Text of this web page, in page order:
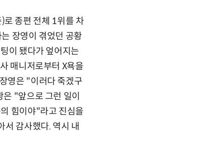
로 종편 전체 1위를 차
장영이 겪었던 공황
이 됐다가 엎어지는
매니저로부터 X욕을
영은 "이러다 죽겠구
"앞으로 그런 일이
힘이야"라고 진심을
서 감사했다. 역시 내